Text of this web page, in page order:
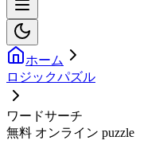
ホーム
ロジックパズル
ワードサーチ
無料 オンライン puzzle